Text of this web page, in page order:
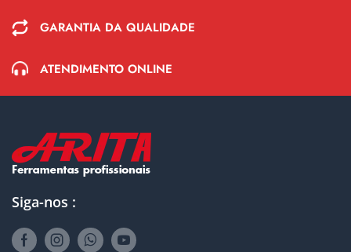
GARANTIA DA QUALIDADE
ATENDIMENTO ONLINE
Siga-nos :